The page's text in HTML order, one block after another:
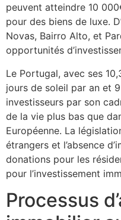
peuvent atteindre 10
pour des biens de luxe.
Novas, Bairro Alto, et
opportunités
Le Portugal, avec ses
jours de soleil par an et
investisseurs par son
de la vie plus bas que
Européenne. La
étrangers et l’absence
donations pour les
pour l’investissement
Processus